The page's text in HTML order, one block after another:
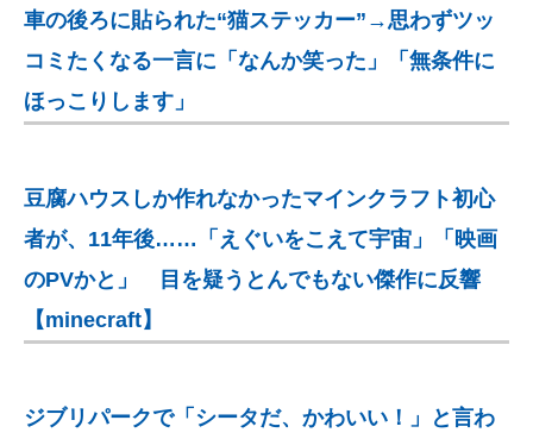
車の後ろに貼られた“猫ステッカー”→思わずツッ
コミたくなる一言に「なんか笑った」「無条件に
ほっこりします」
豆腐ハウスしか作れなかったマインクラフト初心
者が、11年後……「えぐいをこえて宇宙」「映画
のPVかと」 目を疑うとんでもない傑作に反響
【minecraft】
ジブリパークで「シータだ、かわいい！」と言わ